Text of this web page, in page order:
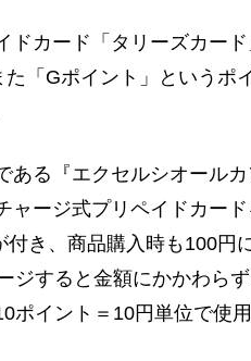
ドカード「タリーズカード
「Gポイント」というポ
ある『エクセルシオールカ
ャージ式プリペイドカー
き、商品購入時も100円
ジすると金額にかかわら
ポイント＝10円単位で使